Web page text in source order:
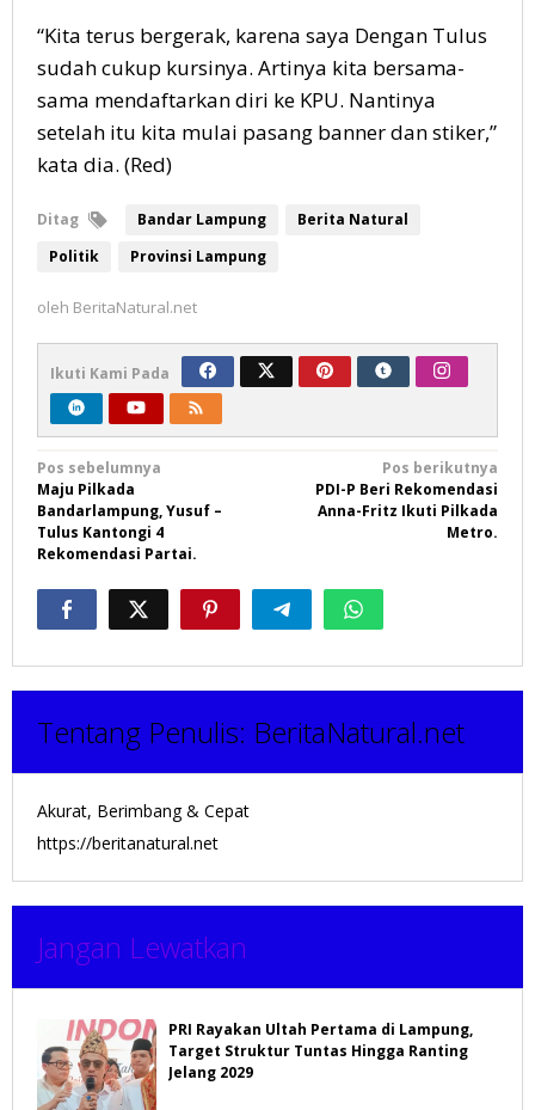
“Kita terus bergerak, karena saya Dengan Tulus
sudah cukup kursinya. Artinya kita bersama-
sama mendaftarkan diri ke KPU. Nantinya
setelah itu kita mulai pasang banner dan stiker,”
kata dia. (Red)
Ditag Bandar Lampung
Berita Natural
Politik
Provinsi Lampung
oleh BeritaNatural.net
Ikuti Kami Pada
Navigasi
pos
Pos sebelumnya
Maju Pilkada
Bandarlampung, Yusuf –
Tulus Kantongi 4
Rekomendasi Partai.
Pos berikutnya
PDI-P Beri Rekomendasi
Anna-Fritz Ikuti Pilkada
Metro.
Tentang Penulis: BeritaNatural.net
Akurat, Berimbang & Cepat
https://beritanatural.net
Jangan Lewatkan
PRI Rayakan Ultah Pertama di Lampung,
Target Struktur Tuntas Hingga Ranting
Jelang 2029